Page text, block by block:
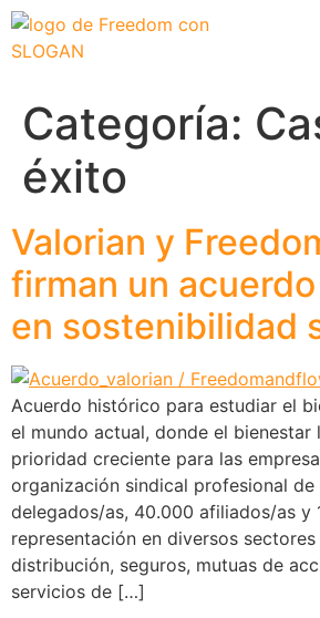
Categoría:
éxito
Valorian y
firman un
en sostenibilidad
Acuerdo histórico para estudiar el
el mundo actual, donde el bienestar
prioridad creciente para las
organización sindical profesional de
delegados/as, 40.000 afiliados/as y
representación en diversos
distribución, seguros, mutuas de
servicios de […]